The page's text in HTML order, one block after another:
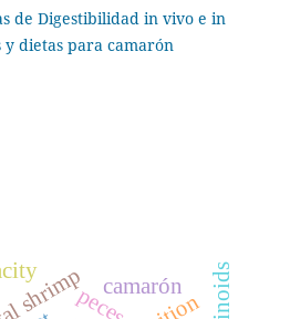
de Digestibilidad in vivo e in
dietas para camarón
pecescamarón retinoids